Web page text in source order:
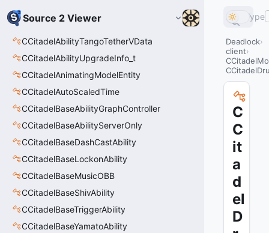
Source 2 Viewer
CCitadelAbilityTangoTetherVData
CCitadelAbilityUpgradeInfo_t
CCitadelAnimatingModelEntity
CCitadelAutoScaledTime
CCitadelBaseAbilityGraphController
CCitadelBaseAbilityServerOnly
CCitadelBaseDashCastAbility
CCitadelBaseLockonAbility
CCitadelBaseMusicOBB
CCitadelBaseShivAbility
CCitadelBaseTriggerAbility
CCitadelBaseYamatoAbility
Type
Deadlock
client
C
C
it
a
d
el
D